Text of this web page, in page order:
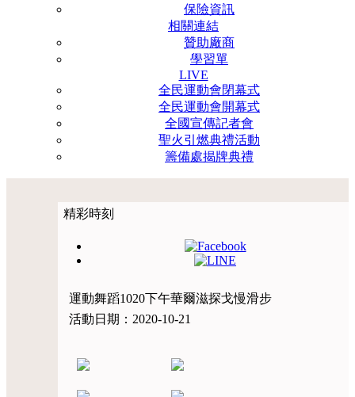
保險資訊
相關連結
贊助廠商
學習單
LIVE
全民運動會閉幕式
全民運動會開幕式
全國宣傳記者會
聖火引燃典禮活動
籌備處揭牌典禮
精彩時刻
運動舞蹈1020下午華爾滋探戈慢滑步
活動日期：2020-10-21